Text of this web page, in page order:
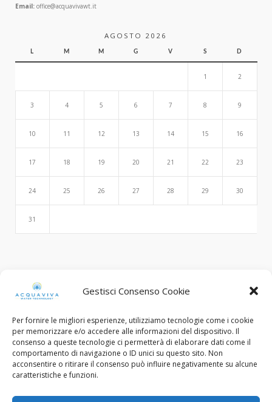
Gestisci Consenso Cookie
Per fornire le migliori esperienze, utilizziamo tecnologie come i cookie
per memorizzare e/o accedere alle informazioni del dispositivo. Il
consenso a queste tecnologie ci permetterà di elaborare dati come il
comportamento di navigazione o ID unici su questo sito. Non
acconsentire o ritirare il consenso può influire negativamente su alcune
caratteristiche e funzioni.
Email:office@acquavivawt.it
AGOSTO 2026
L M M G V S D
1 2
3 4 5 6 7 8 9
10 11 12 13 14 15 16
17 18 19 20 21 22 23
24 25 26 27 28 29 30
31